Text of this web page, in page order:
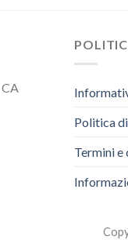
Politica
Termini